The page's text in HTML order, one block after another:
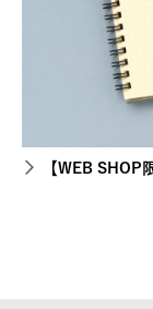
【WEB SHOP